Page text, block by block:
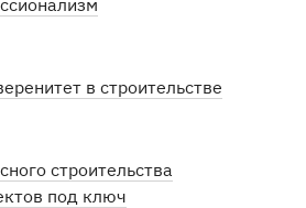
в строительстве
строительства
под ключ